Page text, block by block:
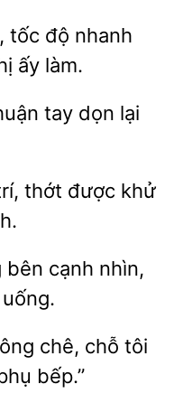
tốc độ nhanh
làm.
tay dọn lại
khử
bên
chê, chỗ
bếp.”